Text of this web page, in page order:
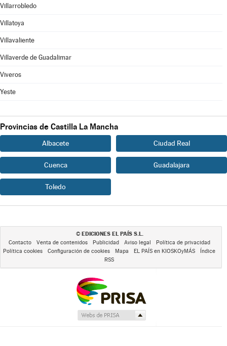
Villarrobledo
Villatoya
Villavaliente
Villaverde de Guadalimar
Viveros
Yeste
Provincias de Castilla La Mancha
Albacete Ciudad Real
Cuenca Guadalajara
Toledo
© EDICIONES EL PAÍS S.L.
Contacto Venta de contenidos Publicidad Aviso legal
Política de privacidad
Política cookies
Configuración de cookies Mapa EL PAÍS en KIOSKOyMÁS
Índice
RSS